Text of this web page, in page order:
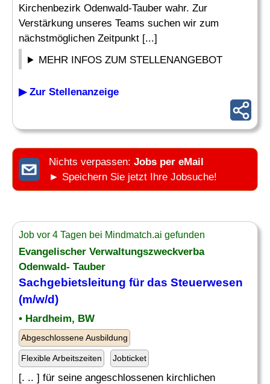
Kirchenbezirk Odenwald-Tauber wahr. Zur
Verstärkung unseres Teams suchen wir zum
nächstmöglichen Zeitpunkt [...]
MEHR INFOS ZUM STELLENANGEBOT
▶ Zur Stellenanzeige
Nichts verpassen: Jobs per eMail
► Speichern Sie jetzt Ihre Jobsuche!
Job vor 4 Tagen bei Mindmatch.ai gefunden
Evangelischer Verwaltungszweckverba
Odenwald- Tauber
Sachgebietsleitung für das Steuerwesen
(m/w/d)
• Hardheim, BW
Abgeschlossene Ausbildung
Flexible Arbeitszeiten Jobticket
[. .. ] für seine angeschlossenen kirchlichen